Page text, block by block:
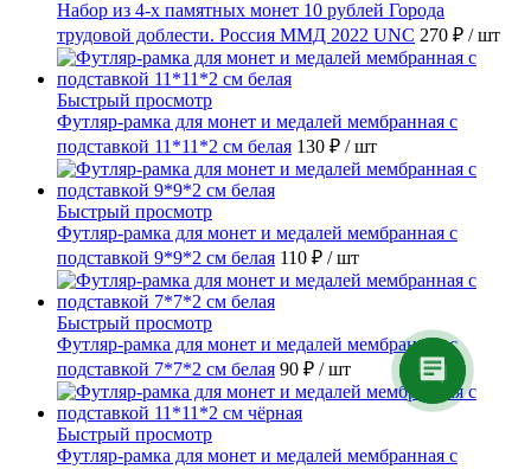
Набор из 4-х памятных монет 10 рублей Города
трудовой доблести. Россия ММД 2022 UNC 270 ₽ / шт
Быстрый просмотр
Футляр-рамка для монет и медалей мембранная с
подставкой 11*11*2 см белая 130 ₽ / шт
Быстрый просмотр
Футляр-рамка для монет и медалей мембранная с
подставкой 9*9*2 см белая 110 ₽ / шт
Быстрый просмотр
Футляр-рамка для монет и медалей мембранная с
подставкой 7*7*2 см белая 90 ₽ / шт
Быстрый просмотр
Футляр-рамка для монет и медалей мембранная с